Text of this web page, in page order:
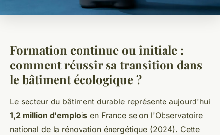
Formation continue ou initiale :
comment réussir sa transition dans
le bâtiment écologique ?
Le secteur du bâtiment durable représente aujourd'hui
1,2 million d'emplois en France selon l'Observatoire
national de la rénovation énergétique (2024). Cette